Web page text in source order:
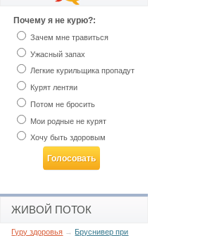
Почему я не курю?:
Зачем мне травиться
Ужасный запах
Легкие курильщика пропадут
Курят лентяи
Потом не бросить
Мои родные не курят
Хочу быть здоровым
ЖИВОЙ ПОТОК
Гуру здоровья → Бруснивер при